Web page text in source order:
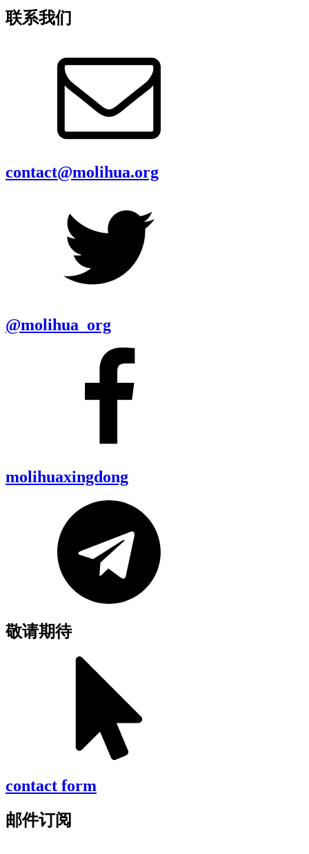
联系我们
contact@molihua.org
@molihua_org
molihuaxingdong
敬请期待
contact form
邮件订阅